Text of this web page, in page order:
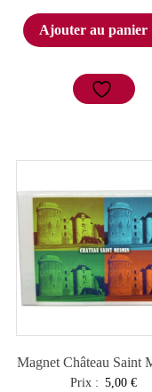
Ajouter au panier
Magnet Château Saint
Prix : 5,00€